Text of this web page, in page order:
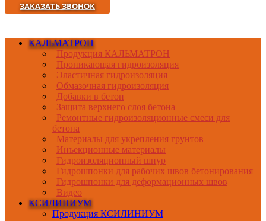
ЗАКАЗАТЬ ЗВОНОК
КАЛЬМАТРОН
Продукция КАЛЬМАТРОН
Проникающая гидроизоляция
Эластичная гидроизоляция
Обмазочная гидроизоляция
Добавки в бетон
Защита верхнего слоя бетона
Ремонтные гидроизоляционные смеси для
бетона
Материалы для укрепления грунтов
Инъекционные материалы
Гидроизоляционный шнур
Гидрошпонки для рабочих швов бетонирования
Гидрошпонки для деформационных швов
Видео
КСИЛИНИУМ
Продукция КСИЛИНИУМ